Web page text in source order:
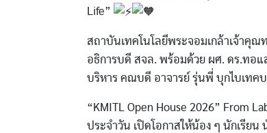
Life”
สถาบันเทคโนโลยีพระจอมเกล้าเจ้าคุ
อธิการบดี สจล. พร้อมด้วย ผศ. ดร.ทอแ
บริหาร คณบดี อาจารย์ รุ่นพี่ บุกไบเทค
“KMITL Open House 2026” From
ประจำวัน เปิดโอกาสให้น้อง ๆ นักเรีย